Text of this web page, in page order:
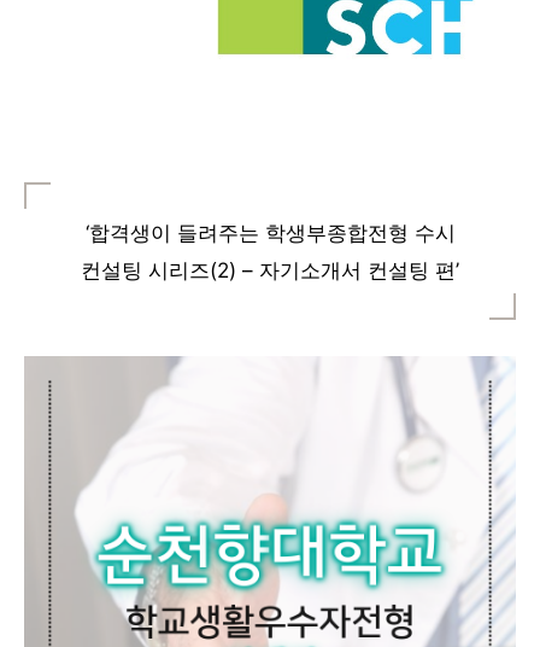
‘합격생이 들려주는 학생부종합전형 수시
컨설팅 시리즈(2) – 자기소개서 컨설팅 편’